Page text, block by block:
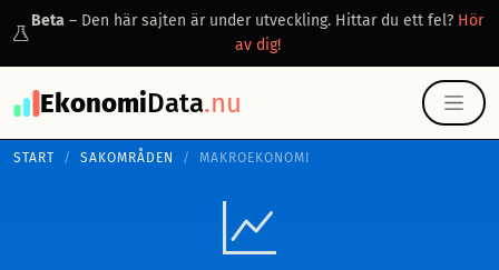
Beta – Den här sajten är under utveckling. Hittar du ett fel? Hör
av dig!
EkonomiData.nu
START SAKOMRÅDEN MAKROEKONOMI